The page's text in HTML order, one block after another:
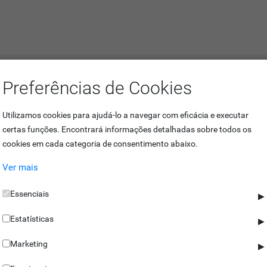
a forma como é feita a travessia de pessoas para não haver
grande afluente de pessoas bem como para locais mais calmos, mas
que permitem detetar de forma mais eficaz as entradas não
possui indicadores visuais de acesso concedido ou negado.
conseguir identificar o utilizador por diversos métodos, como
Preferências de Cookies
Utilizamos cookies para ajudá-lo a navegar com eficácia e executar
certas funções. Encontrará informações detalhadas sobre todos os
cookies em cada categoria de consentimento abaixo.
Ver mais
Essenciais ▶
Estatísticas ▶
Marketing ▶